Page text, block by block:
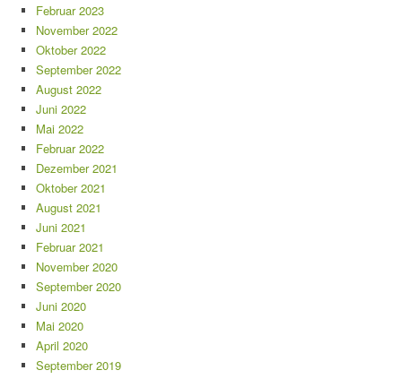
Februar 2023
November 2022
Oktober 2022
September 2022
August 2022
Juni 2022
Mai 2022
Februar 2022
Dezember 2021
Oktober 2021
August 2021
Juni 2021
Februar 2021
November 2020
September 2020
Juni 2020
Mai 2020
April 2020
September 2019